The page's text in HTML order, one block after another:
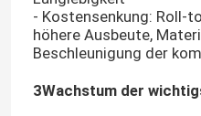
- Kostensenkung: Roll-
höhere Ausbeute,
Beschleunigung der
3Wachstum der